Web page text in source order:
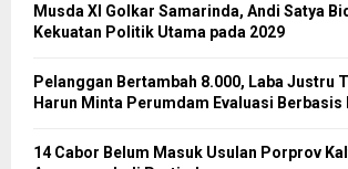
Musda XI Golkar Samarinda, Andi Satya
Kekuatan Politik Utama pada 2029
Pelanggan Bertambah 8.000, Laba Justru
Harun Minta Perumdam Evaluasi Berbasis
14 Cabor Belum Masuk Usulan Porprov